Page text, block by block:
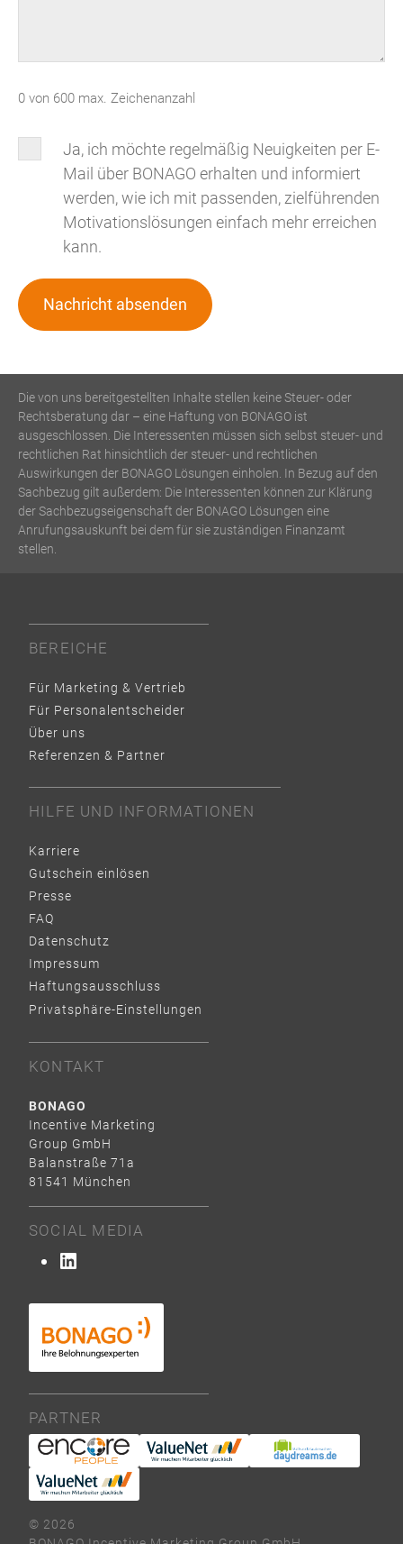
0 von 600 max. Zeichenanzahl
NewsletterJa, ich möchte regelmäßig Neuigkeiten per E-
Mail über BONAGO erhalten und informiert
werden, wie ich mit passenden, zielführenden
Motivationslösungen einfach mehr erreichen
kann.
Die von uns bereitgestellten Inhalte stellen keine Steuer- oder
Rechtsberatung dar – eine Haftung von BONAGO ist
ausgeschlossen. Die Interessenten müssen sich selbst steuer- und
rechtlichen Rat hinsichtlich der steuer- und rechtlichen
Auswirkungen der BONAGO Lösungen einholen. In Bezug auf den
Sachbezug gilt außerdem: Die Interessenten können zur Klärung
der Sachbezugseigenschaft der BONAGO Lösungen eine
Anrufungsauskunft bei dem für sie zuständigen Finanzamt
stellen.
PARTNER
© 2026
BEREICHE
Für Marketing & Vertrieb
Für Personalentscheider
Über uns
Referenzen & Partner
HILFE UND INFORMATIONEN
Karriere
Gutschein einlösen
Presse
FAQ
Datenschutz
Impressum
Haftungsausschluss
Privatsphäre-Einstellungen
KONTAKT
BONAGO
Incentive Marketing
Group GmbH
Balanstraße 71a
81541 München
SOCIAL MEDIA